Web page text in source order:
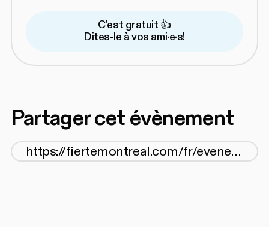
C'est gratuit 👍
Dites-le à vos ami·e·s!
Partager cet évènement